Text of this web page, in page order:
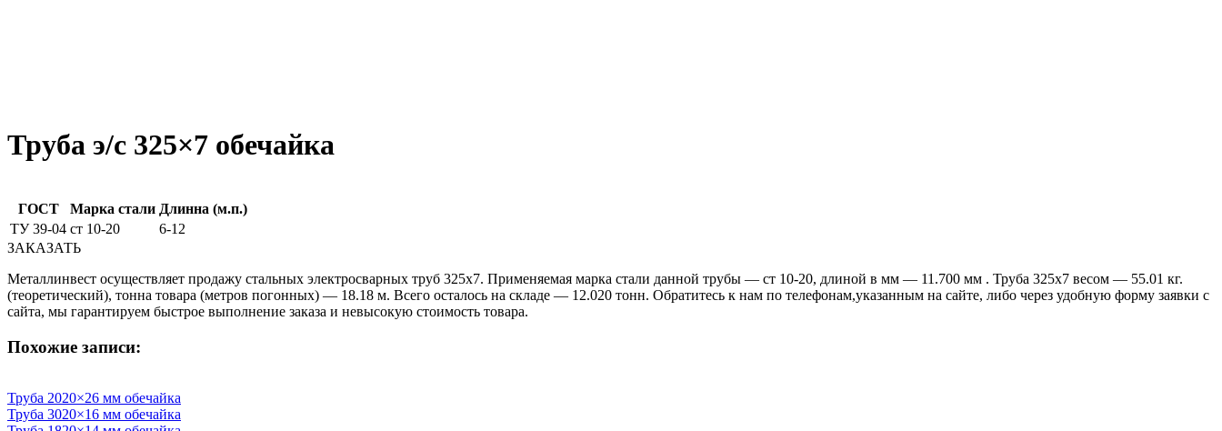
Труба э/c 325×7 обечайка
ГОСТ Марка стали Длинна (м.п.)
ТУ 39-04 ст 10-20
6-12
ЗАКАЗАТЬ
Металлинвест осуществляет продажу стальных электросварных труб 325х7. Применяемая марка стали данной трубы — ст 10-20, длиной в мм — 11.700 мм . Труба 325х7 весом — 55.01 кг.
(теоретический), тонна товара (метров погонных) — 18.18 м. Всего осталось на складе — 12.020 тонн. Обратитесь к нам по телефонам,указанным на сайте, либо через удобную форму заявки с
сайта, мы гарантируем быстрое выполнение заказа и невысокую стоимость товара.
Похожие записи:
Труба 2020×26 мм обечайка
Труба 3020×16 мм обечайка